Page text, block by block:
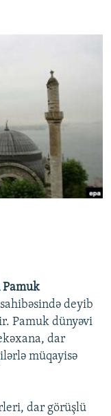
Pamuk
deyib
Pamuk dünyəvi
dar
müqayisə
dar görüşlü